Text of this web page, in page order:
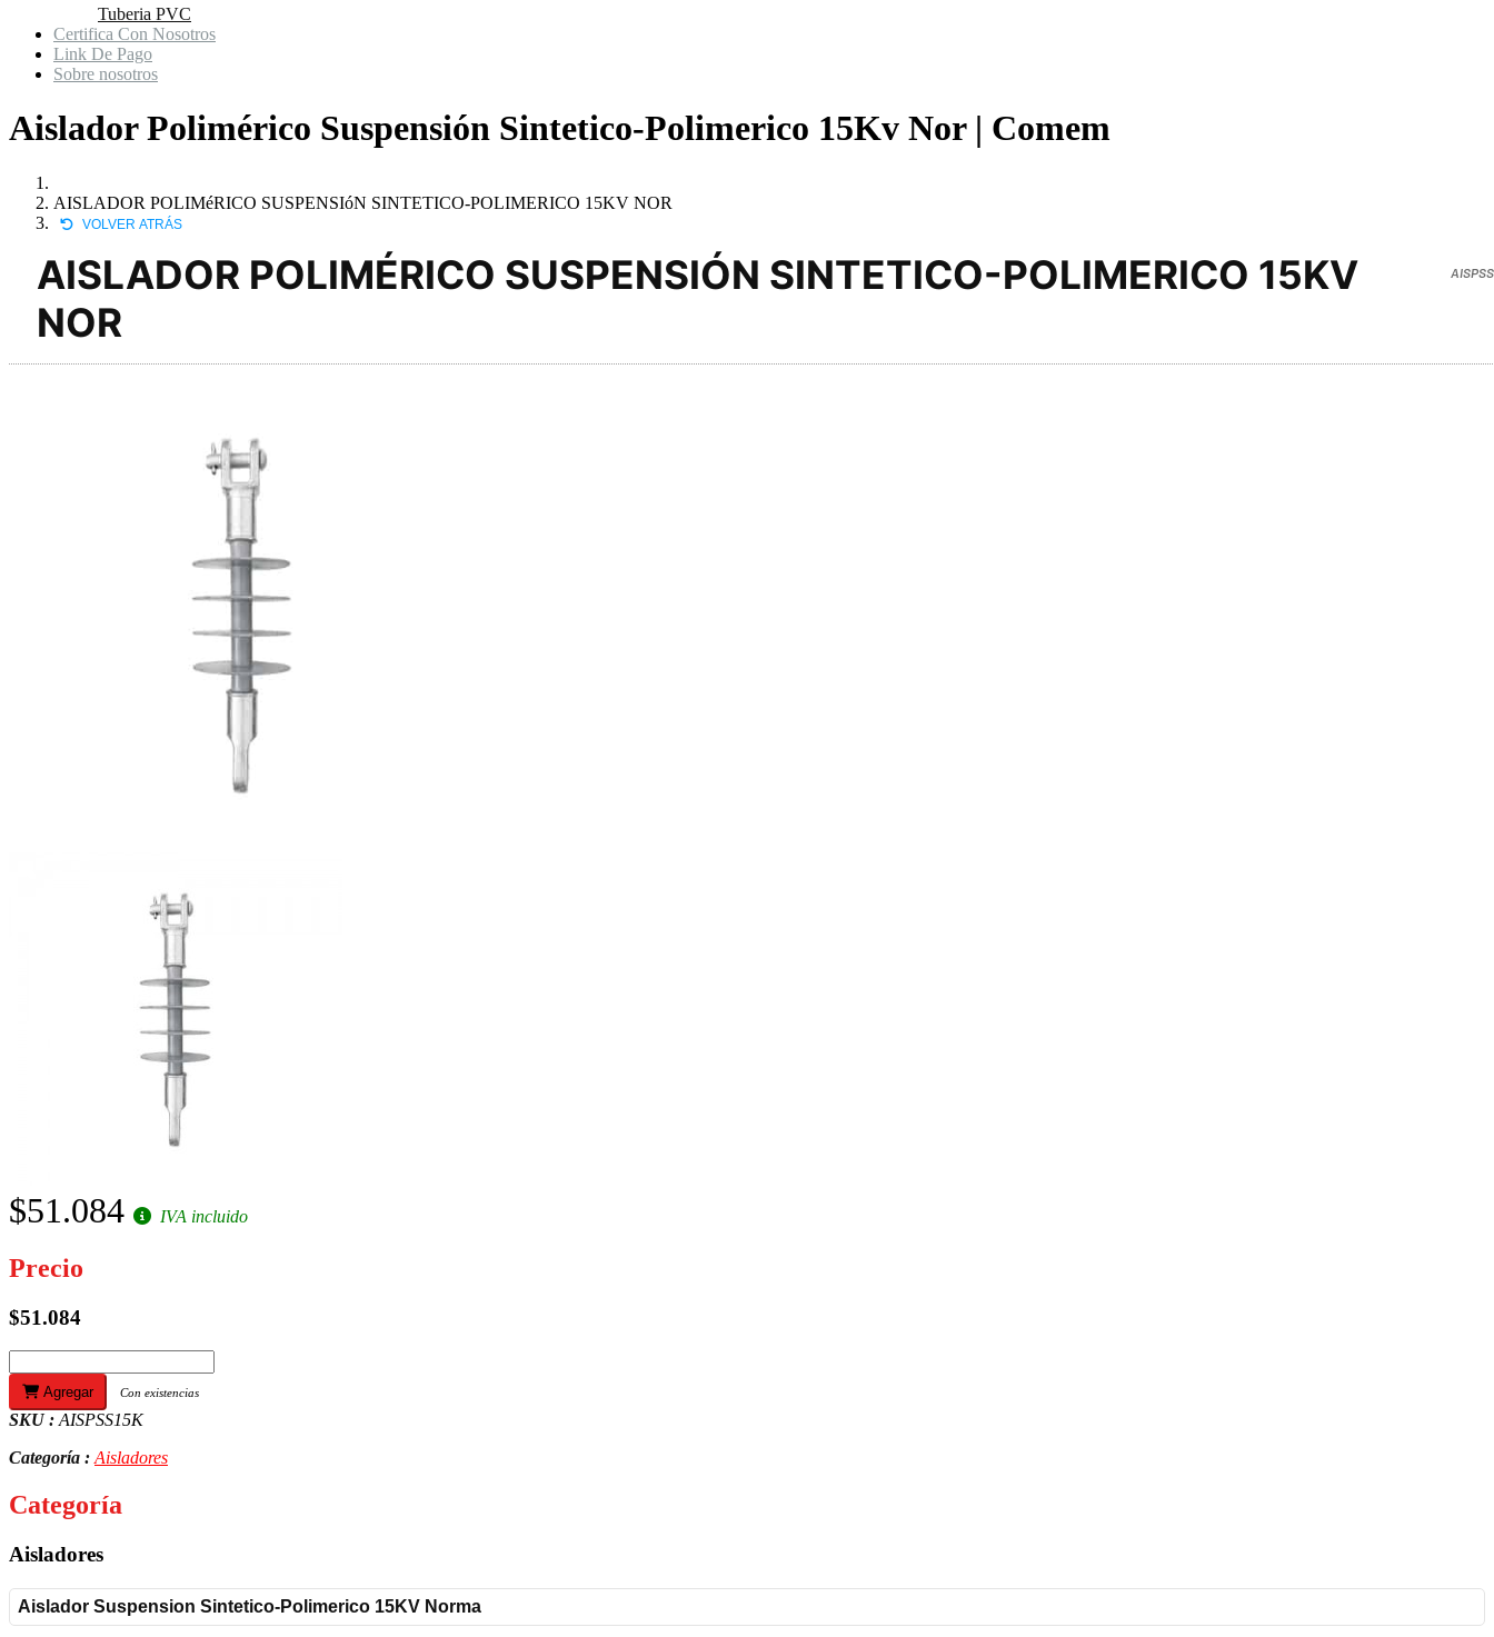
Tuberia PVC
Certifica Con Nosotros
Link De Pago
Sobre nosotros
Aislador Polimérico Suspensión Sintetico-Polimerico 15Kv Nor | Comem
AISLADOR POLIMéRICO SUSPENSIóN SINTETICO-POLIMERICO 15KV NOR
VOLVER ATRÁS
AISLADOR POLIMÉRICO SUSPENSIÓN SINTETICO-POLIMERICO 15KV
NOR
$51.084 IVA incluido
Precio
$51.084
Agregar Con existencias
SKU :AISPSS15K
Categoría :Aisladores
Categoría
Aisladores
Aislador Suspension Sintetico-Polimerico 15KV Norma